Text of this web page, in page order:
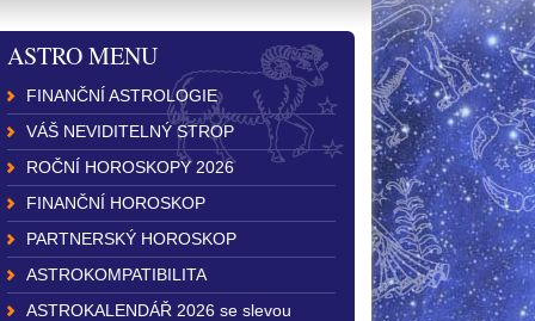
ASTRO MENU
FINANČNÍ ASTROLOGIE
VÁŠ NEVIDITELNÝ STROP
ROČNÍ HOROSKOPY 2026
FINANČNÍ HOROSKOP
PARTNERSKÝ HOROSKOP
ASTROKOMPATIBILITA
ASTROKALENDÁŘ 2026 se slevou